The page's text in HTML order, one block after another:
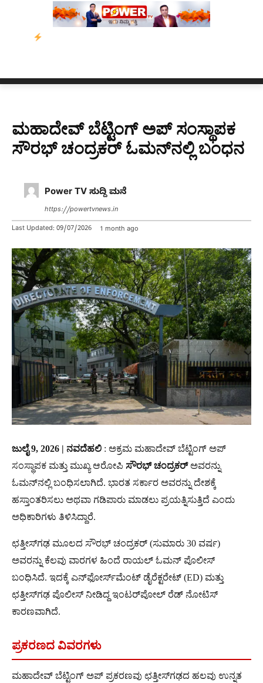
ಸಿಂಗ್ ಅವರ ಆಡಿಯೋ ಕ್ಲಿಪ್ ಅನ್ನು ಬದಲಾಯಿಸಲಾಗಿದೆ. ಸುಪ್ರೀಂ
ಮಹಾದೇವ್ ಬೆಟ್ಟಿಂಗ್ ಅಪ್ ಸಂಸ್ಥಾಪಕ
ಸೌರಭ್ ಚಂದ್ರಕರ್ ಓಮನ್‌ನಲ್ಲಿ ಬಂಧನ
Power TV ಸುದ್ದಿ ಮನೆ
https://powertvnews.in
Last Updated: 09/07/2026 1 month ago
ಜುಲೈ 9, 2026 | ನವದೆಹಲಿ : ಅಕ್ರಮ ಮಹಾದೇವ್ ಬೆಟ್ಟಿಂಗ್ ಅಪ್
ಸಂಸ್ಥಾಪಕ ಮತ್ತು ಮುಖ್ಯ ಆರೋಪಿ ಸೌರಭ್ ಚಂದ್ರಕರ್ಅವರನ್ನು
ಓಮನ್‌ನಲ್ಲಿ ಬಂಧಿಸಲಾಗಿದೆ. ಭಾರತ ಸರ್ಕಾರ ಅವರನ್ನು ದೇಶಕ್ಕೆ
ಹಸ್ತಾಂತರಿಸಲು ಅಥವಾ ಗಡಿಪಾರು ಮಾಡಲು ಪ್ರಯತ್ನಿಸುತ್ತಿದೆ ಎಂದು
ಅಧಿಕಾರಿಗಳು ತಿಳಿಸಿದ್ದಾರೆ.
ಛತ್ತೀಸ್‌ಗಢ ಮೂಲದ ಸೌರಭ್ ಚಂದ್ರಕರ್ (ಸುಮಾರು 30 ವರ್ಷ)
ಅವರನ್ನು ಕೆಲವು ವಾರಗಳ ಹಿಂದೆ ರಾಯಲ್ ಓಮನ್ ಪೊಲೀಸ್
ಬಂಧಿಸಿದೆ. ಇದಕ್ಕೆ ಎನ್‌ಫೋರ್ಸ್‌ಮೆಂಟ್ ಡೈರೆಕ್ಟರೇಟ್ (ED) ಮತ್ತು
ಛತ್ತೀಸ್‌ಗಢ ಪೊಲೀಸ್ ನೀಡಿದ್ದ ಇಂಟರ್‌ಪೋಲ್ ರೆಡ್ ನೋಟಿಸ್
ಕಾರಣವಾಗಿದೆ.
ಪ್ರಕರಣದ ವಿವರಗಳು
ಮಹಾದೇವ್ ಬೆಟ್ಟಿಂಗ್ ಅಪ್ ಪ್ರಕರಣವು ಛತ್ತೀಸ್‌ಗಢದ ಹಲವು ಉನ್ನತ